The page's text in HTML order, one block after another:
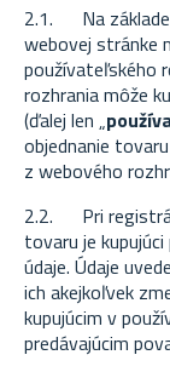
2.1. Na základe
webovej stránke
používateľského
rozhrania môže
(ďalej len „
objednanie
z webového
2.2. Pri
tovaru je
údaje. Údaje
ich akejkoľvek
kupujúcim v
predávajúcim